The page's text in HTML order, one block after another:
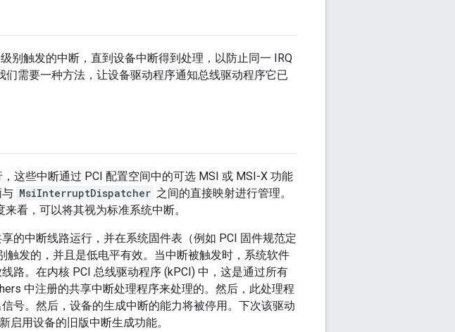
别触发的中断，直到设备中断得到处理，以防止同一 IRQ
需要一种方法，让设备驱动程序通知总线驱动程序它已
这些中断通过 PCI 配置空间中的可选 MSI 或 MSI-X 功能
MsiInterruptDispatcher 之间的直接映射进行管理。
看，可以将其视为标准系统中断。
的中断线路运行，并在系统固件表（例如 PCI 固件规范定
触发的，并且是低电平有效。当中断被触发时，系统软件
路。在内核 PCI 总线驱动程序 (kPCI) 中，这是通过所有
中注册的共享中断处理程序来处理的。然后，此处理程
号。然后，设备的生成中断的能力将被停用。下次该驱动
启用设备的旧版中断生成功能。